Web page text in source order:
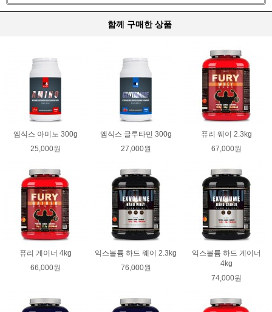
함께 구매한 상품
엠식스 아미노 300g
25,000원
엠식스 글루타민 300g
27,000원
퓨리 웨이 2.3kg
67,000원
퓨리 게이너 4kg
66,000원
익스볼륨 하드 웨이 2.3kg
76,000원
익스볼륨 하드 게이너
4kg
74,000원